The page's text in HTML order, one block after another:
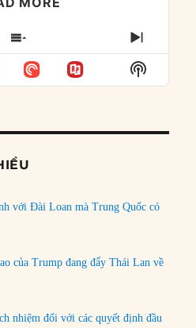
SHOW
EPISODES
LIST
NEXT
Show
Podcast
với Đài Loan mà Trung Quốc có
của Trump đang đẩy Thái Lan về
nhiệm đối với các quyết định đầu